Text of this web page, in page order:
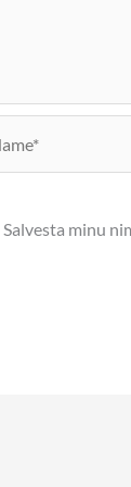
Salvesta minu